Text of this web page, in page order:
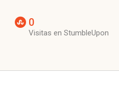
0
Visitas en StumbleUpon